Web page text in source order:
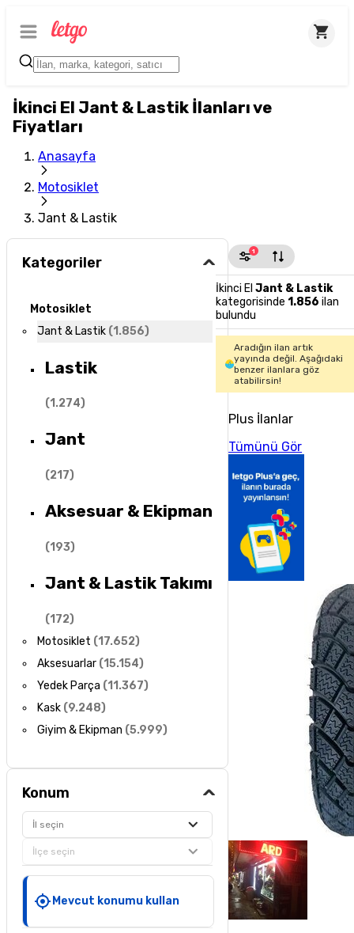
İkinci El Jant & Lastik İlanları ve
Fiyatları
Anasayfa
Motosiklet
Jant & Lastik
Kategoriler
Motosiklet
Jant & Lastik (1.856)
Lastik
(1.274)
Jant
(217)
Aksesuar & Ekipman
(193)
Jant & Lastik Takımı
(172)
Motosiklet (17.652)
Aksesuarlar (15.154)
Yedek Parça (11.367)
Kask (9.248)
Giyim & Ekipman (5.999)
Konum
İl seçin
İlçe seçin
Mevcut konumu kullan
1
İkinci ElJant & Lastik
kategorisinde 1.856 ilan
bulundu
Aradığın ilan artık
yayında değil. Aşağıdaki
benzer ilanlara göz
atabilirsin!
Plus İlanlar
Tümünü Gör